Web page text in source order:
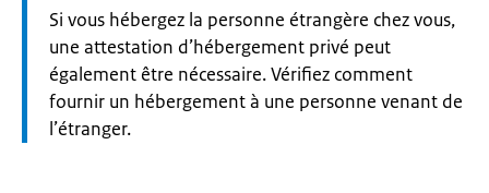
Informatie:
Si vous hébergez la personne étrangère chez vous,
une attestation d’hébergement privé peut
également être nécessaire. Vérifiez comment
fournir un hébergement à une personne venant de
l’étranger.